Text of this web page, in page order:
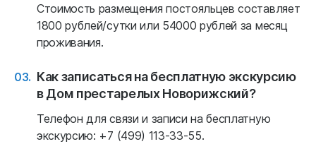
Стоимость размещения постояльцев составляет
1800 рублей/сутки или 54000 рублей за месяц
проживания.
Как записаться на бесплатную экскурсию
в Дом престарелых Новорижский?
Телефон для связи и записи на бесплатную
экскурсию: +7 (499) 113-33-55.